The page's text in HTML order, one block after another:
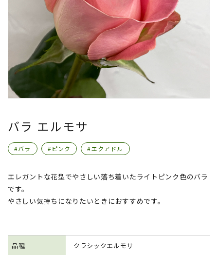
バラ エルモサ
#バラ #ピンク #エクアドル
エレガントな花型でやさしい落ち着いたライトピンク色のバラ
です。
やさしい気持ちになりたいときにおすすめです。
品種 クラシックエルモサ